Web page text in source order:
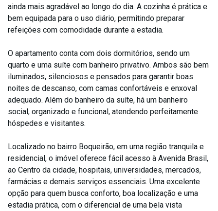
ainda mais agradável ao longo do dia. A cozinha é prática e
bem equipada para o uso diário, permitindo preparar
refeições com comodidade durante a estadia.
O apartamento conta com dois dormitórios, sendo um
quarto e uma suíte com banheiro privativo. Ambos são bem
iluminados, silenciosos e pensados para garantir boas
noites de descanso, com camas confortáveis e enxoval
adequado. Além do banheiro da suíte, há um banheiro
social, organizado e funcional, atendendo perfeitamente
hóspedes e visitantes.
Localizado no bairro Boqueirão, em uma região tranquila e
residencial, o imóvel oferece fácil acesso à Avenida Brasil,
ao Centro da cidade, hospitais, universidades, mercados,
farmácias e demais serviços essenciais. Uma excelente
opção para quem busca conforto, boa localização e uma
estadia prática, com o diferencial de uma bela vista